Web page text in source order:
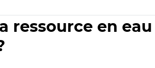
ressource en eau